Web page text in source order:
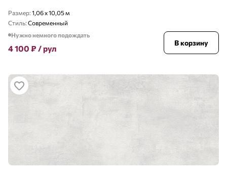
Размер: 1,06 x 10,05 м
Стиль: Современный
Нужно немного подождать
4 100 ₽ / рул
В корзину